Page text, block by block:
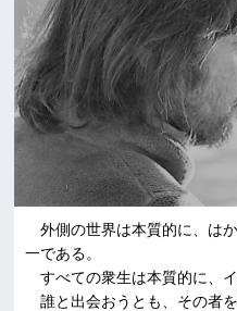
外側の世界は本質的に、は
一である。
すべての衆生は本質的に、イ
誰と出会おうとも、その者